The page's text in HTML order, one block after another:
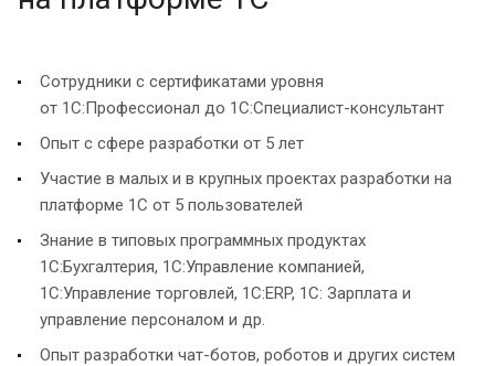
Сотрудники с сертификатами уровня
от 1С:Профессионал до 1С:Специалист-консультант
Опыт с сфере разработки от 5 лет
Участие в малых и в крупных проектах разработки на
платформе 1С от 5 пользователей
Знание в типовых программных продуктах
1С:Бухгалтерия, 1С:Управление компанией,
1С:Управление торговлей, 1С:ERP, 1С: Зарплата и
управление персоналом и др.
Опыт разработки чат-ботов, роботов и других систем